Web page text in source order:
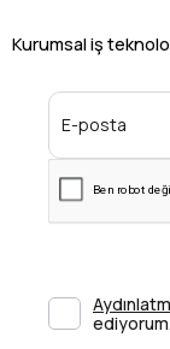
Kurumsal iş
ediyorum.